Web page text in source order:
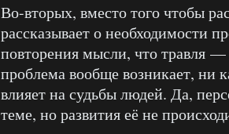
Во-вторых, вместо того чтобы
рассказывает о необходимости
повторения мысли, что травля
проблема вообще возникает, ни
влияет на судьбы людей. Да,
теме, но развития её не